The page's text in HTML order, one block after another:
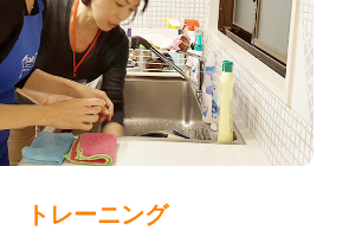
トレーニング